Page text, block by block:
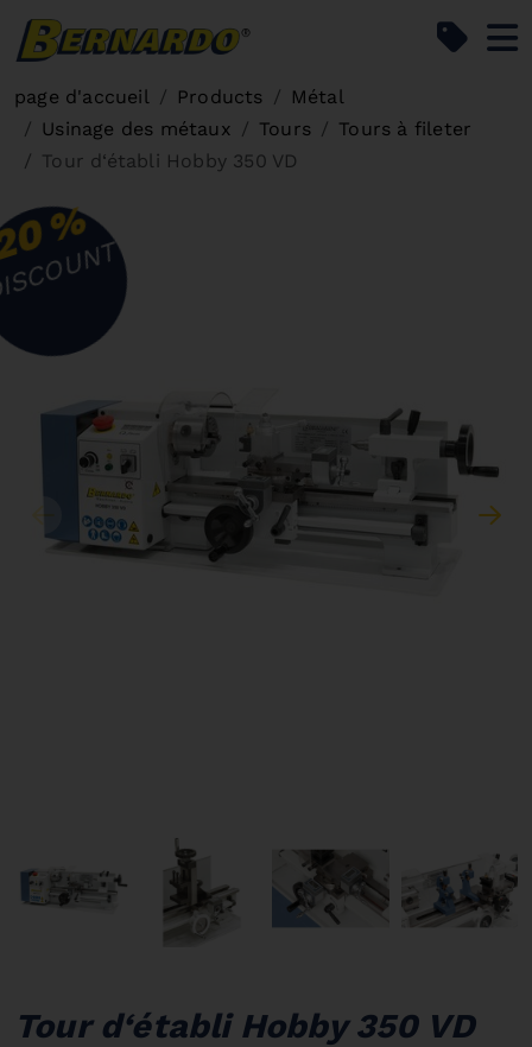
page d'accueil Products
Métal
Usinage des métaux
Tours
Tours à fileter
Tour d‘établi Hobby 350 VD
%
Tour d‘établi Hobby 350 VD